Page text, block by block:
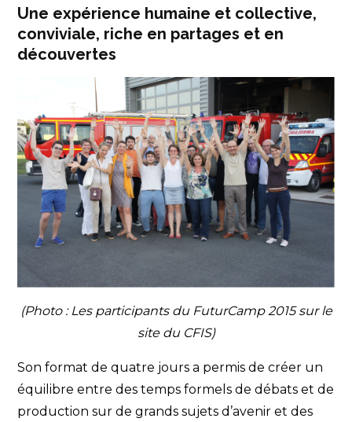
Une expérience humaine et collective,
conviviale, riche en partages et en
découvertes
(Photo : Les participants du FuturCamp 2015 sur le
site du CFIS)
Son format de quatre jours a permis de créer un
équilibre entre des temps formels de débats et de
production sur de grands sujets d’avenir et des